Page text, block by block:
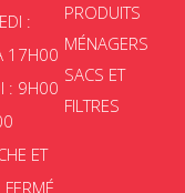
:
17H00
: 9H00
ET
PRODUITS
MÉNAGERS
SACS ET
FILTRES